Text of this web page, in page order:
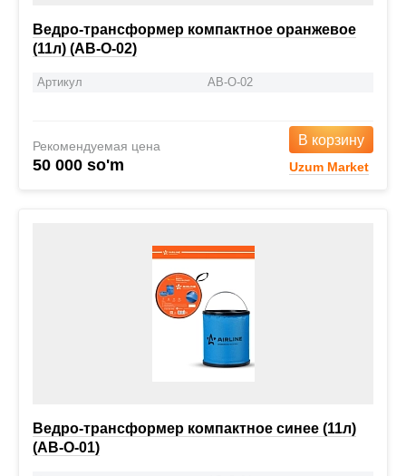
Ведро-трансформер компактное оранжевое
(11л) (AB-O-02)
Артикул AB-O-02
Рекомендуемая цена
50 000 so'm
В корзину
Uzum Market
Ведро-трансформер компактное синее (11л)
(AB-O-01)